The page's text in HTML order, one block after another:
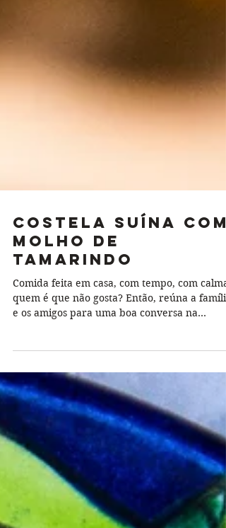
Costela Suína com
Molho de
Tamarindo
Comida feita em casa, com tempo, com
quem é que não gosta? Então, reúna a família
cozinha...